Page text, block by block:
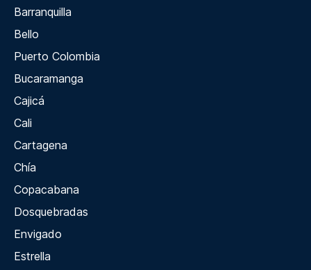
Barranquilla
Bello
Puerto Colombia
Bucaramanga
Cajicá
Cali
Cartagena
Chía
Copacabana
Dosquebradas
Envigado
Estrella